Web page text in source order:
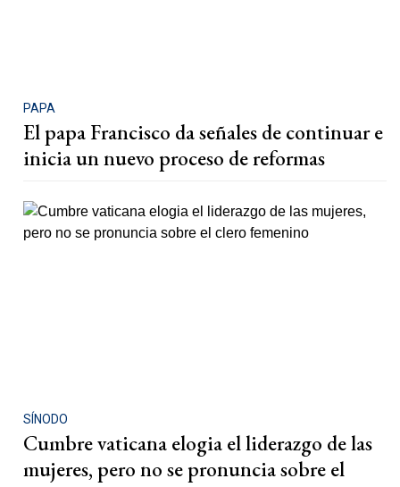
PAPA
El papa Francisco da señales de continuar e
inicia un nuevo proceso de reformas
SÍNODO
Cumbre vaticana elogia el liderazgo de las
mujeres, pero no se pronuncia sobre el